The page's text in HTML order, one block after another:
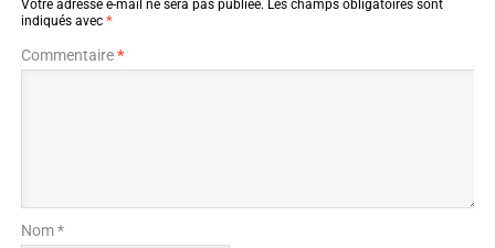
Votre adresse e-mail ne sera pas publiée. Les champs obligatoires sont
indiqués avec *
Commentaire*
Nom *